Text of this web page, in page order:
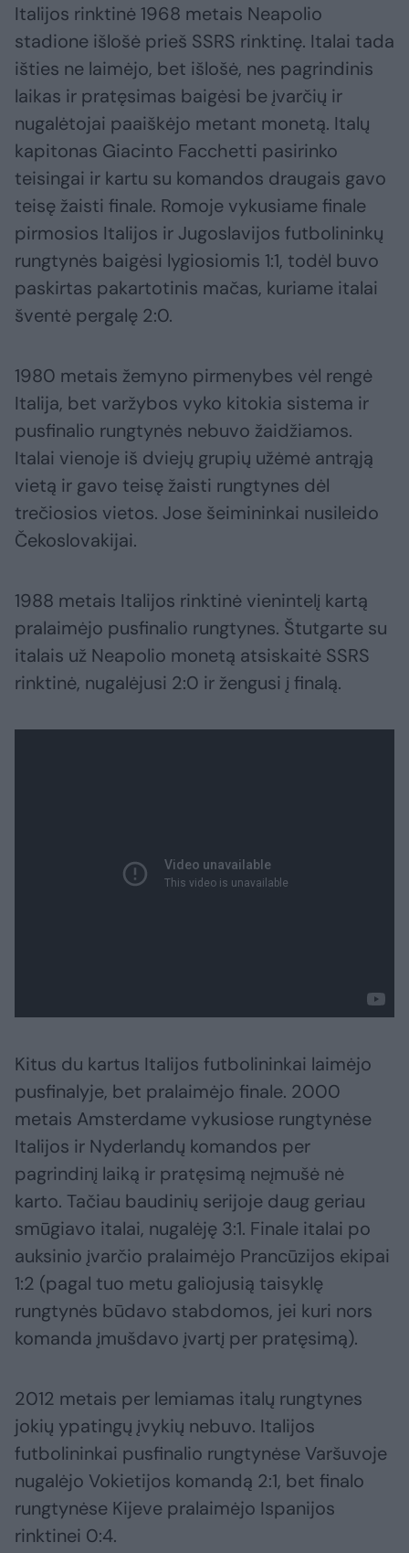
Italijos rinktinė 1968 metais Neapolio
stadione išlošė prieš SSRS rinktinę. Italai tada
išties ne laimėjo, bet išlošė, nes pagrindinis
laikas ir pratęsimas baigėsi be įvarčių ir
nugalėtojai paaiškėjo metant monetą. Italų
kapitonas Giacinto Facchetti pasirinko
teisingai ir kartu su komandos draugais gavo
teisę žaisti finale. Romoje vykusiame finale
pirmosios Italijos ir Jugoslavijos futbolininkų
rungtynės baigėsi lygiosiomis 1:1, todėl buvo
paskirtas pakartotinis mačas, kuriame italai
šventė pergalę 2:0.
1980 metais žemyno pirmenybes vėl rengė
Italija, bet varžybos vyko kitokia sistema ir
pusfinalio rungtynės nebuvo žaidžiamos.
Italai vienoje iš dviejų grupių užėmė antrąją
vietą ir gavo teisę žaisti rungtynes dėl
trečiosios vietos. Jose šeimininkai nusileido
Čekoslovakijai.
1988 metais Italijos rinktinė vienintelį kartą
pralaimėjo pusfinalio rungtynes. Štutgarte su
italais už Neapolio monetą atsiskaitė SSRS
rinktinė, nugalėjusi 2:0 ir žengusi į finalą.
Kitus du kartus Italijos futbolininkai laimėjo
pusfinalyje, bet pralaimėjo finale. 2000
metais Amsterdame vykusiose rungtynėse
Italijos ir Nyderlandų komandos per
pagrindinį laiką ir pratęsimą neįmušė nė
karto. Tačiau baudinių serijoje daug geriau
smūgiavo italai, nugalėję 3:1. Finale italai po
auksinio įvarčio pralaimėjo Prancūzijos ekipai
1:2 (pagal tuo metu galiojusią taisyklę
rungtynės būdavo stabdomos, jei kuri nors
komanda įmušdavo įvartį per pratęsimą).
2012 metais per lemiamas italų rungtynes
jokių ypatingų įvykių nebuvo. Italijos
futbolininkai pusfinalio rungtynėse Varšuvoje
nugalėjo Vokietijos komandą 2:1, bet finalo
rungtynėse Kijeve pralaimėjo Ispanijos
rinktinei 0:4.